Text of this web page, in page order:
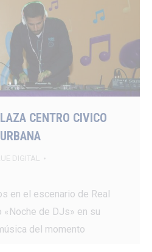
CENTRO CIVICO
DIGITAL
en el escenario de Real
«Noche de DJs» en su
del momento